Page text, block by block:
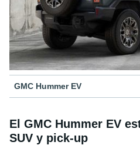
GMC Hummer EV
El GMC Hummer EV
SUV y pick-up